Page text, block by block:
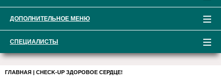
ДОПОЛНИТЕЛЬНОЕ МЕНЮ
СПЕЦИАЛИСТЫ
ГЛАВНАЯ | CHECK-UP ЗДОРОВОЕ СЕРДЦЕ!